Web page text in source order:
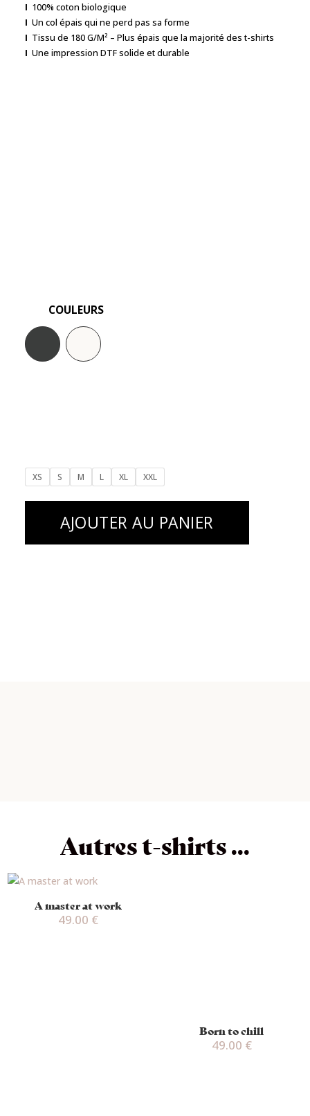
I 100% coton biologique
I Un col épais qui ne perd pas sa forme
I Tissu de 180 G/M² – Plus épais que la majorité des t-shirts
I Une impression DTF solide et durable
COULEURS
XS S M L XL XXL
AJOUTER AU PANIER
Autres t-shirts ...
A master at work
49.00 €
Born to chill
49.00 €